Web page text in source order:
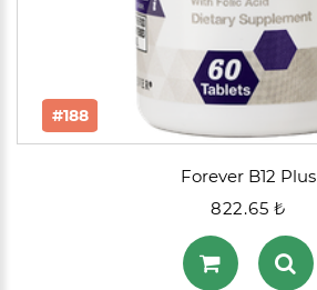
#188
Forever B12 Plus
822.65 ₺